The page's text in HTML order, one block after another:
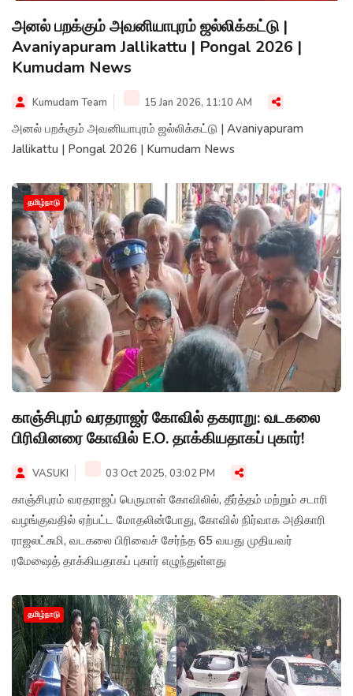
அனல் பறக்கும் அவனியாபுரம் ஜல்லிக்கட்டு |
Avaniyapuram Jallikattu | Pongal 2026 |
Kumudam News
Kumudam Team 15 Jan 2026, 11:10 AM
அனல் பறக்கும் அவனியாபுரம் ஜல்லிக்கட்டு | Avaniyapuram
Jallikattu | Pongal 2026 | Kumudam News
தமிழ்நாடு
காஞ்சிபுரம் வரதராஜர் கோவில் தகராறு: வடகலை
பிரிவினரை கோவில் E.O. தாக்கியதாகப் புகார்!
VASUKI 03 Oct 2025, 03:02 PM
காஞ்சிபுரம் வரதராஜப் பெருமாள் கோவிலில், தீர்த்தம் மற்றும் சடாரி
வழங்குவதில் ஏற்பட்ட மோதலின்போது, கோவில் நிர்வாக அதிகாரி
ராஜலட்சுமி, வடகலை பிரிவைச் சேர்ந்த 65 வயது முதியவர்
ரமேஷைத் தாக்கியதாகப் புகார் எழுந்துள்ளது
தமிழ்நாடு